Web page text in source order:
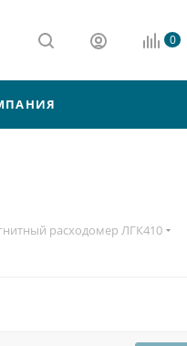
0
расходомер ЛГК410